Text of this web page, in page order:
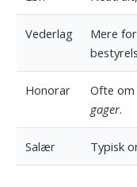
Vederlag
Mere
Honorar
Ofte om
gager.
Salær Typisk